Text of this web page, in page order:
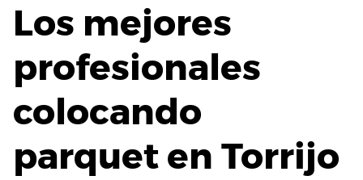
Los mejores
profesionales
colocando
parquet en Torrijo